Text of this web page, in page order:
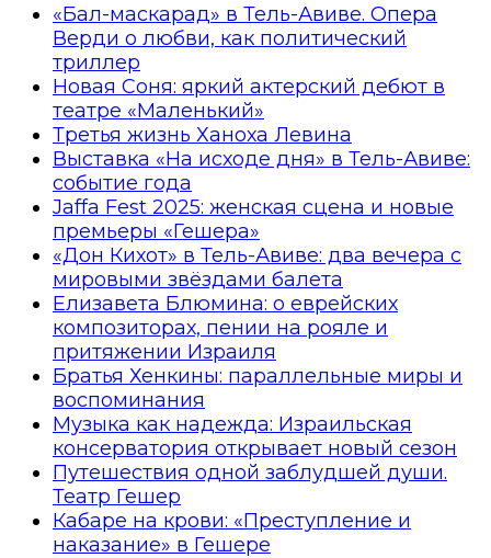
«Бал-маскарад» в Тель-Авиве. Опера
Верди о любви, как политический
триллер
Новая Соня: яркий актерский дебют в
театре «Маленький»
Третья жизнь Ханоха Левина
Выставка «На исходе дня» в Тель-Авиве:
событие года
Jaffa Fest 2025: женская сцена и новые
премьеры «Гешера»
«Дон Кихот» в Тель-Авиве: два вечера с
мировыми звёздами балета
Елизавета Блюмина: о еврейских
композиторах, пении на рояле и
притяжении Израиля
Братья Хенкины: параллельные миры и
воспоминания
Музыка как надежда: Израильская
консерватория открывает новый сезон
Путешествия одной заблудшей души.
Театр Гешер
Кабаре на крови: «Преступление и
наказание» в Гешере